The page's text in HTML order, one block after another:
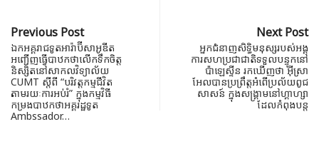
Previous Post
ឯកអគ្គរាជទូតអារ៉ាប៊ីសាអូឌីត
អញ្ជើញធ្វើបាឋកថាលើកទឹកចិត្ត
និស្សិតនៅសាកលវិទ្យាល័យ
CUMT ស្តីពី “បរិវត្តកម្មជីវិត
តាមរយៈការអប់រំ” ក្នុងកម្មវិធី
កម្រងបាឋកថាអគ្គរដ្ឋទូត
Ambssador…
Next Post
អ្នកជំនាញសិទ្ធិមនុស្សរបស់អង្គ
ការសហប្រជាជាតិទទួលបន្ទុកនៅ
ប៉ាឡេស្ទីន រកឃើញថា អ៊ីស្រា​
អែលបានប្រព្រឹត្តអំពើប្រល័យពូជ
សាសន៍ ក្នុងសង្រ្គាមនៅ​ហ្គាហ្សា​
ដែលកំពុងបន្ត